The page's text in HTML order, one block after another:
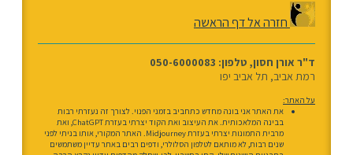
חזרה אל דף הראשה
ד"ר אורן חסון, טלפון: 050-6000083
רמת אביב, תל אביב יפו
על האתר:
את האתר אני בונה מחדש כתחביב בזמני הפנוי. לצורך זה נעזרתי רבות
בבינה המלאכותית. את העיצוב ואת הקוד יצרתי בעזרת ChatGPT, ואת
מרבית התמונות יצרתי בעזרת Midjourney. האתר המקורי, אותו בניתי לפני
שנים רבות, לא מותאם לטלפון הסלולרי, ודפים רבים באתר עדיין משתמשים